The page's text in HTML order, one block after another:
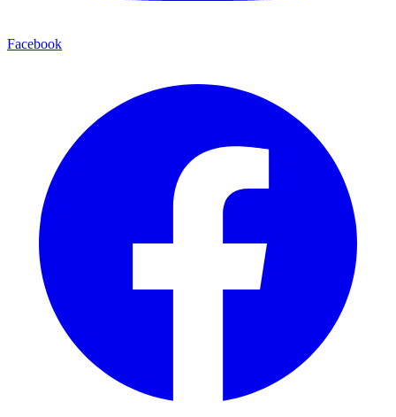
Facebook